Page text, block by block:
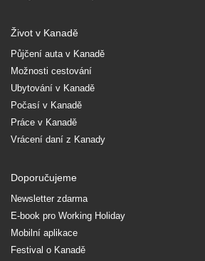
Život v Kanadě
Půjčení auta v Kanadě
Možnosti cestování
Ubytování v Kanadě
Počasí v Kanadě
Práce v Kanadě
Vrácení daní z Kanady
Doporučujeme
Newsletter zdarma
E-book pro Working Holiday
Mobilní aplikace
Festival o Kanadě